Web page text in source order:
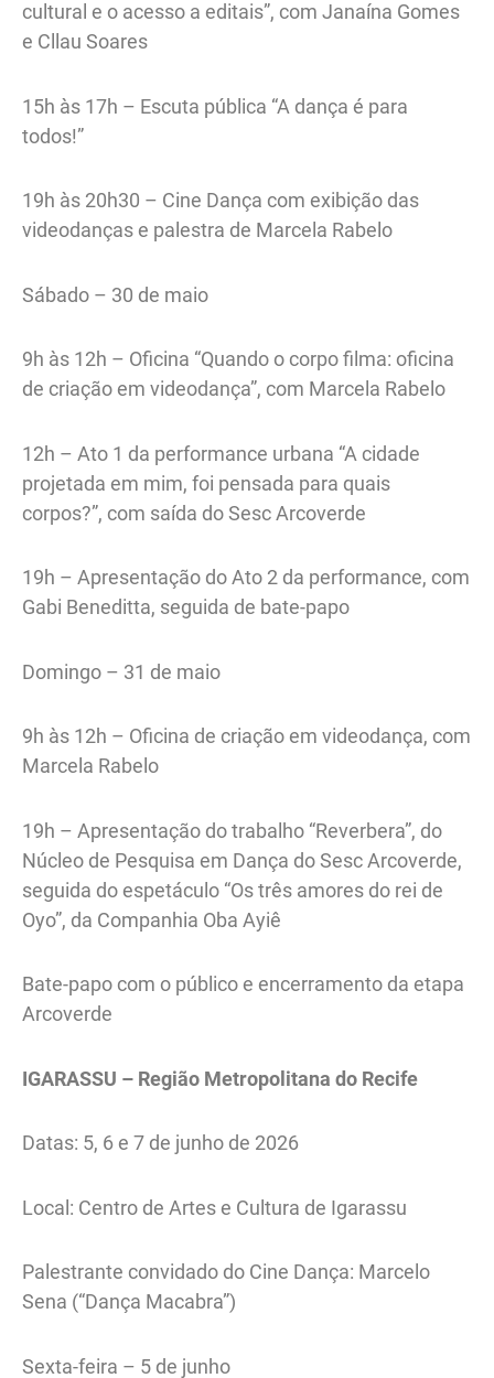
cultural e o acesso a editais”, com Janaína Gomes
e Cllau Soares
15h às 17h – Escuta pública “A dança é para
todos!”
19h às 20h30 – Cine Dança com exibição das
videodanças e palestra de Marcela Rabelo
Sábado – 30 de maio
9h às 12h – Oficina “Quando o corpo filma: oficina
de criação em videodança”, com Marcela Rabelo
12h – Ato 1 da performance urbana “A cidade
projetada em mim, foi pensada para quais
corpos?”, com saída do Sesc Arcoverde
19h – Apresentação do Ato 2 da performance, com
Gabi Beneditta, seguida de bate-papo
Domingo – 31 de maio
9h às 12h – Oficina de criação em videodança, com
Marcela Rabelo
19h – Apresentação do trabalho “Reverbera”, do
Núcleo de Pesquisa em Dança do Sesc Arcoverde,
seguida do espetáculo “Os três amores do rei de
Oyo”, da Companhia Oba Ayiê
Bate-papo com o público e encerramento da etapa
Arcoverde
IGARASSU – Região Metropolitana do Recife
Datas: 5, 6 e 7 de junho de 2026
Local: Centro de Artes e Cultura de Igarassu
Palestrante convidado do Cine Dança: Marcelo
Sena (“Dança Macabra”)
Sexta-feira – 5 de junho